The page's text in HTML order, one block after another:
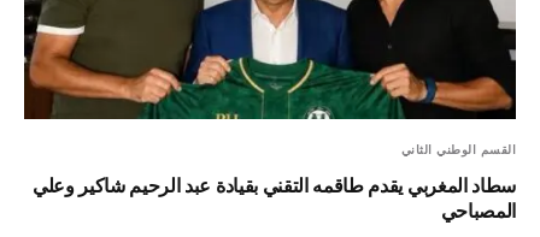
القسم الوطني الثاني
سطاد المغربي يقدم طاقمه التقني بقيادة عبد الرحيم شاكير وعلي
المصباحي